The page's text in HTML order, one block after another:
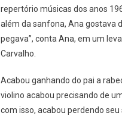
repertório músicas dos anos
além da sanfona, Ana gostava
pegava”, conta Ana, em um
Carvalho.
Acabou ganhando do pai a
violino acabou precisando de
com isso, acabou perdendo